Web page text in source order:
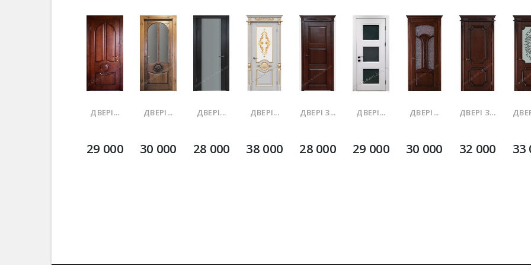
ДВЕРІ...
29 000
ДВЕРІ...
30 000
ДВЕРІ...
28 000
ДВЕРІ...
38 000
ДВЕРІ З...
28 000
ДВЕРІ...
29 000
ДВЕРІ...
30 000
ДВЕРІ З...
32 000 33